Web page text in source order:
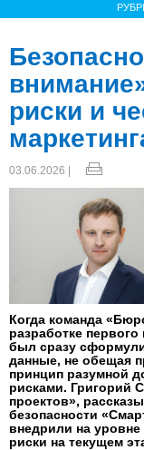
риски и
03.06.2026 |
Когда команда
разработке
был сразу
данные, не обещая
принцип разумной
рисками. Григорий
проектов»,
безопасности
внедрили на
риски на текущем